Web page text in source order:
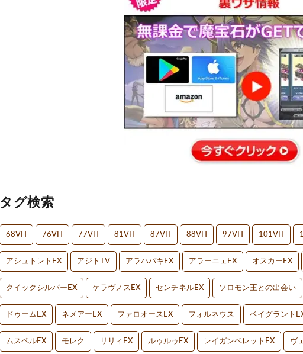
タグ検索
68VH 76VH 77VH 81VH 87VH 88VH 97VH 101VH
アシュトレトEX アジトTV アラハバキEX アラーニェEX オスカーEX
クイックシルバーEX ケラヴノスEX センチネルEX ソロモン王との出会い
ドゥームEX ネメアーEX ファロオースEX フォルネウス ベイグラント
ムスペルEX モレク リリィEX ルゥルゥEX レイガンベレットEX ヴ